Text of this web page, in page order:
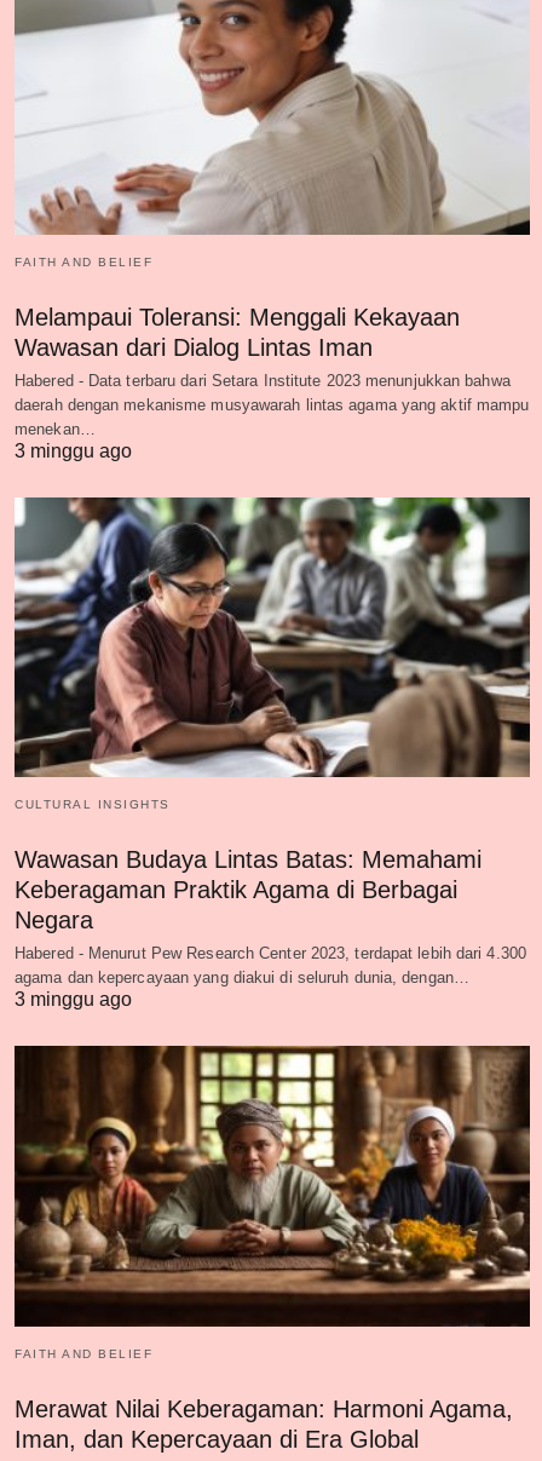
FAITH AND BELIEF
Melampaui Toleransi: Menggali Kekayaan
Wawasan dari Dialog Lintas Iman
Habered - Data terbaru dari Setara Institute 2023 menunjukkan bahwa
daerah dengan mekanisme musyawarah lintas agama yang aktif mampu
menekan…
3 minggu ago
CULTURAL INSIGHTS
Wawasan Budaya Lintas Batas: Memahami
Keberagaman Praktik Agama di Berbagai
Negara
Habered - Menurut Pew Research Center 2023, terdapat lebih dari 4.300
agama dan kepercayaan yang diakui di seluruh dunia, dengan…
3 minggu ago
FAITH AND BELIEF
Merawat Nilai Keberagaman: Harmoni Agama,
Iman, dan Kepercayaan di Era Global